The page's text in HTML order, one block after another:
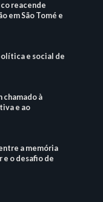
reacende
em São Tomé e
e social de
chamado à
e ao
a memória
e o desafio de